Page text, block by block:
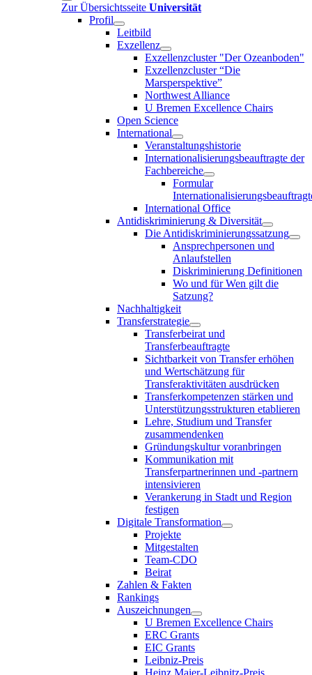
Zur Übersichtsseite Universität
Profil
Leitbild
Exzellenz
Exzellenzcluster "Der Ozeanboden"
Exzellenzcluster “Die
Marsperspektive”
Northwest Alliance
U Bremen Excellence Chairs
Open Science
International
Veranstaltungshistorie
Internationalisierungsbeauftragte der
Fachbereiche
Formular
International Office
Antidiskriminierung & Diversität
Die Antidiskriminierungssatzung
Ansprechpersonen und
Anlaufstellen
Diskriminierung Definitionen
Wo und für Wen gilt die
Satzung?
Nachhaltigkeit
Transferstrategie
Transferbeirat und
Transferbeauftragte
Sichtbarkeit von Transfer erhöhen
und Wertschätzung für
Transferaktivitäten ausdrücken
Transferkompetenzen stärken und
Unterstützungsstrukturen etablieren
Lehre, Studium und Transfer
zusammendenken
Gründungskultur voranbringen
Kommunikation mit
Transferpartnerinnen und -partnern
intensivieren
Verankerung in Stadt und Region
festigen
Digitale Transformation
Projekte
Mitgestalten
Team-CDO
Beirat
Zahlen & Fakten
Rankings
Auszeichnungen
U Bremen Excellence Chairs
ERC Grants
EIC Grants
Leibniz-Preis
Heinz Maier-Leibnitz-Preis